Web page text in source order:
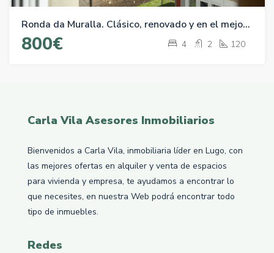
Ronda da Muralla. Clásico, renovado y en el mejor rincón del Centro
800€ 4 2 120
Carla Vila Asesores Inmobiliarios
Bienvenidos a Carla Vila, inmobiliaria líder en Lugo, con
las mejores ofertas en alquiler y venta de espacios
para vivienda y empresa, te ayudamos a encontrar lo
que necesites, en nuestra Web podrá encontrar todo
tipo de inmuebles.
Redes